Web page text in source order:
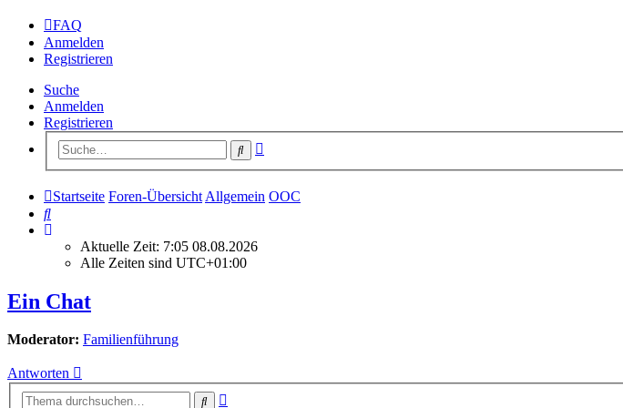
FAQ
Anmelden
Registrieren
Suche
Anmelden
Registrieren
Suche
Startseite Foren-Übersicht Allgemein OOC
Suche
Aktuelle Zeit: 7:05 08.08.2026
Alle Zeiten sind UTC+01:00
Ein Chat
Moderator: Familienführung
Antworten
Suche